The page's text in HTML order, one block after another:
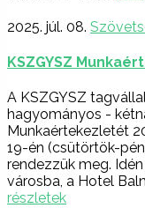
2025. júl. 08.
KSZGYSZ
A KSZGYSZ
hagyományos -
Munkaértekezletét
19-én (csütörtök-
rendezzük meg.
városba, a Hotel
részletek